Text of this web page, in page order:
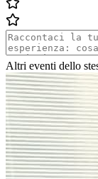
Altri eventi dello